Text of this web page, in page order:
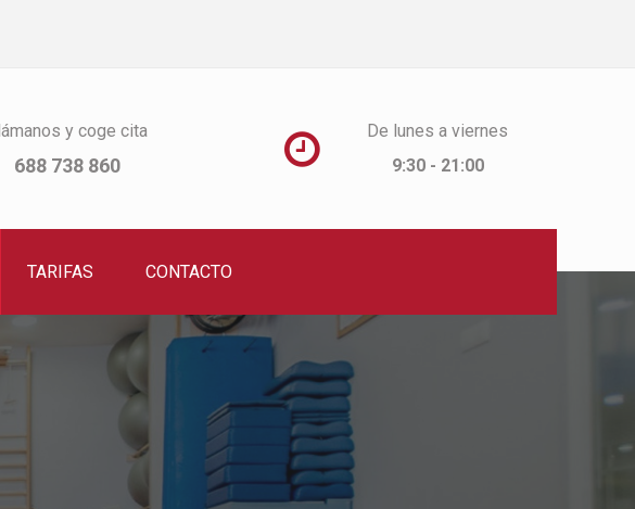
y coge cita
688 738 860 
De lunes a viernes
9:30 - 21:00
TARIFAS CONTACTO